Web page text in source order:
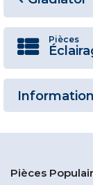
Pièces
Information
Pièces